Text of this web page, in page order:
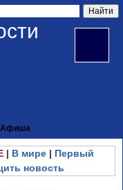
Афиша
| В мире| Первый
новость